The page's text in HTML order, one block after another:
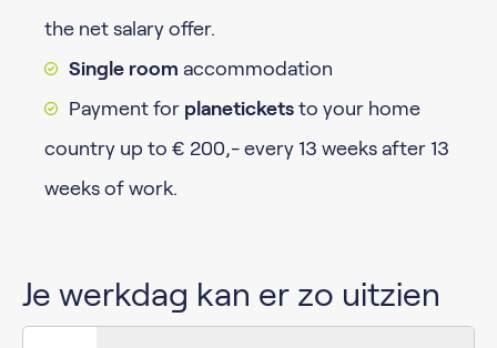
the net salary offer.
Single room accommodation
Payment for planetickets to your home
country up to € 200,- every 13 weeks after 13
weeks of work.
Je werkdag kan er zo uitzien